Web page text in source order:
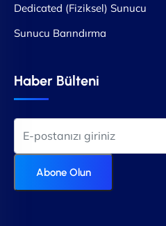
Dedicated (Fiziksel) Sunucu
Sunucu Barındırma
Haber Bülteni
Abone Olun